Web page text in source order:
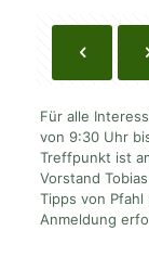
Für alle
von 9:30 Uhr
Treffpunkt ist
Vorstand
Tipps von Pfahl
Anmeldung